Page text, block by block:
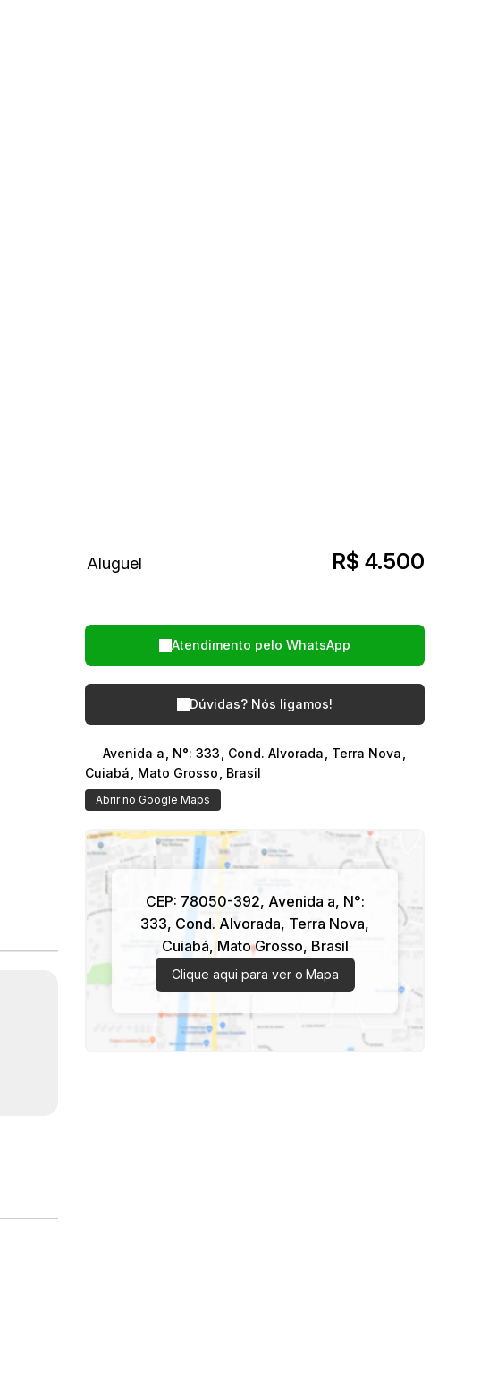
R$ 4.500
Atendimento pelo WhatsApp
Dúvidas? Nós ligamos!
Avenida a N°: 333 Cond. Alvorada Terra Nova
Cuiabá
Mato Grosso Brasil
Abrir no Google Maps
CEP: 78050-392, Avenida a, N°:
333, Cond. Alvorada, Terra Nova,
Cuiabá, Mato Grosso, Brasil
Clique aqui para ver o Mapa